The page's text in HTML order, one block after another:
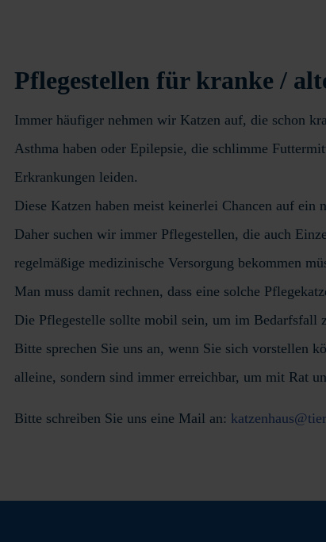
Pflegestellen für kranke /
Immer häufiger nehmen wir Katzen auf, die schon
Asthma haben oder Epilepsie, die schlimme
Erkrankungen leiden.
Diese Katzen haben meist keinerlei Chancen auf ein
Daher suchen wir immer Pflegestellen, die auch
regelmäßige medizinische Versorgung bekommen
Man muss damit rechnen, dass eine solche
Die Pflegestelle sollte mobil sein, um im Bedarfsfall
Bitte sprechen Sie uns an, wenn Sie sich vorstellen
alleine, sondern sind immer erreichbar, um mit Rat
Bitte schreiben Sie uns eine Mail an: